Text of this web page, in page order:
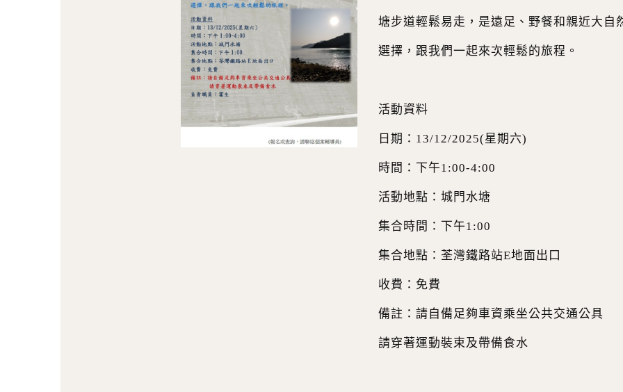
塘步道輕鬆易走，是遠足、野餐和親近大自
選擇，跟我們一起來次輕鬆的旅程。
活動資料
日期：13/12/2025(星期六)
時間：下午1:00-4:00
活動地點：城門水塘
集合時間：下午1:00
集合地點：荃灣鐵路站E地面出口
收費：免費
備註：請自備足夠車資乘坐公共交通公具
請穿著運動裝束及帶備食水